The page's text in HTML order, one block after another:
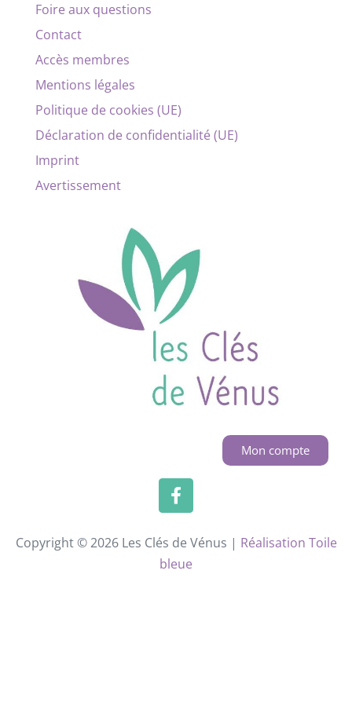
Foire aux questions
Contact
Accès membres
Mentions légales
Politique de cookies (UE)
Déclaration de confidentialité (UE)
Imprint
Avertissement
Mon compte
Copyright © 2026 Les Clés de Vénus | Réalisation Toile
bleue